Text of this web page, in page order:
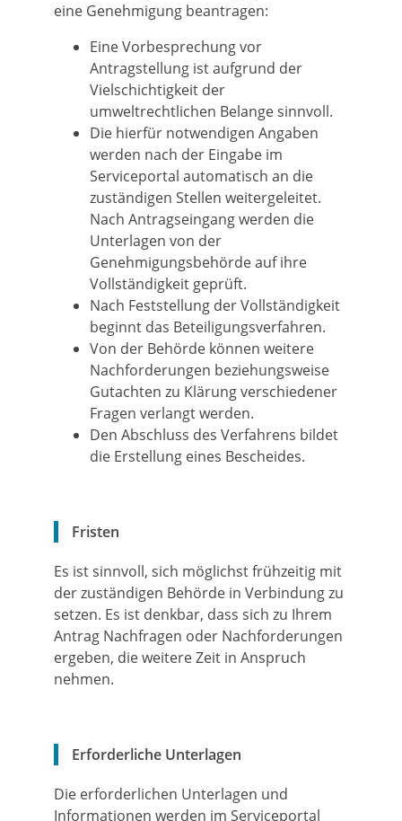
eine Genehmigung beantragen:
Eine Vorbesprechung vor
Antragstellung ist aufgrund der
Vielschichtigkeit der
umweltrechtlichen Belange sinnvoll.
Die hierfür notwendigen Angaben
werden nach der Eingabe im
Serviceportal automatisch an die
zuständigen Stellen weitergeleitet.
Nach Antragseingang werden die
Unterlagen von der
Genehmigungsbehörde auf ihre
Vollständigkeit geprüft.
Nach Feststellung der Vollständigkeit
beginnt das Beteiligungsverfahren.
Von der Behörde können weitere
Nachforderungen beziehungsweise
Gutachten zu Klärung verschiedener
Fragen verlangt werden.
Den Abschluss des Verfahrens bildet
die Erstellung eines Bescheides.
Fristen
Es ist sinnvoll, sich möglichst frühzeitig mit
der zuständigen Behörde in Verbindung zu
setzen. Es ist denkbar, dass sich zu Ihrem
Antrag Nachfragen oder Nachforderungen
ergeben, die weitere Zeit in Anspruch
nehmen.
Erforderliche Unterlagen
Die erforderlichen Unterlagen und
Informationen werden im Serviceportal